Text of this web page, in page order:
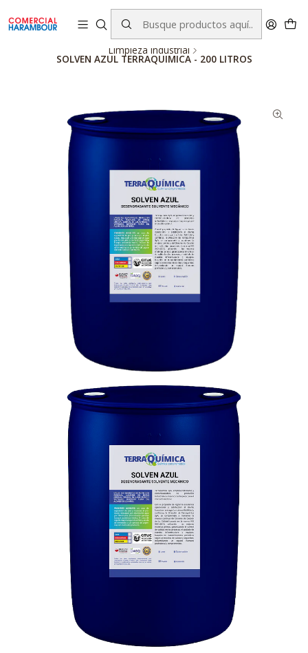
contacto@comercialharambour.cl
Catálogo Productos Terraquimica
Limpieza Industrial
SOLVEN AZUL TERRAQUIMICA - 200 LITROS